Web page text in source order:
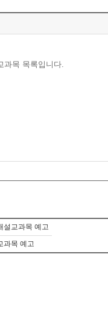
과목 목록입니다.
설교과목 예고
과목 예고